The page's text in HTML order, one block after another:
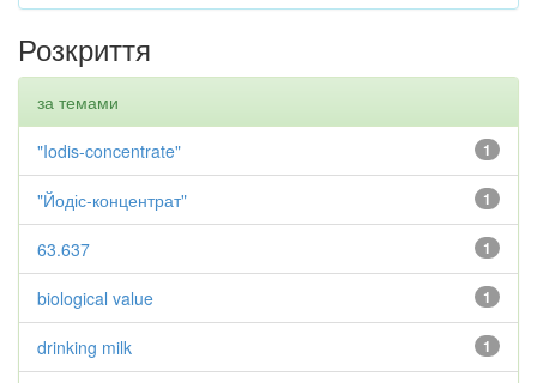
Розкриття
за темами
1
"Iodis-concentrate"
1
"Йодіс-концентрат"
1
63.637
1
biological value
1
drinking milk